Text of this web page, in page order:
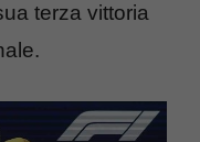
terza vittoria